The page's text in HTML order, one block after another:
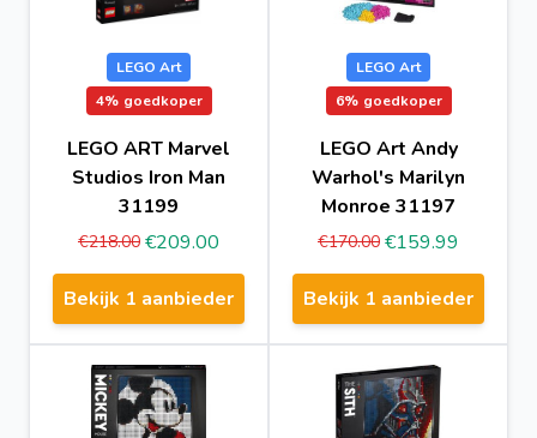
LEGO Art
4% goedkoper
LEGO ART Marvel
Studios Iron Man
31199
€218.00 €209.00
Bekijk 1 aanbieder
LEGO Art
6% goedkoper
LEGO Art Andy
Warhol's Marilyn
Monroe 31197
€170.00 €159.99
Bekijk 1 aanbieder